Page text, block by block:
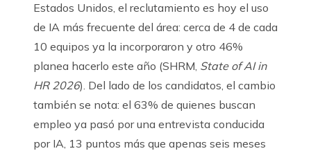
Estados Unidos, el reclutamiento es hoy el uso
de IA más frecuente del área: cerca de 4 de cada
10 equipos ya la incorporaron y otro 46%
planea hacerlo este año (SHRM, State of AI in
HR 2026). Del lado de los candidatos, el cambio
también se nota: el 63% de quienes buscan
empleo ya pasó por una entrevista conducida
por IA, 13 puntos más que apenas seis meses